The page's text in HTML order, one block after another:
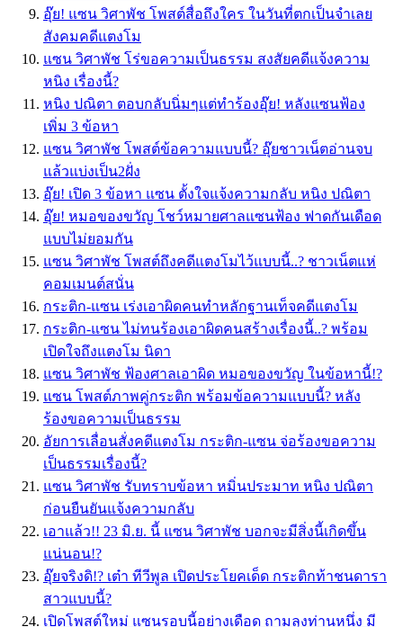
อุ๊ย! แซน วิศาพัช โพสต์สื่อถึงใคร ในวันที่ตกเป็นจำเลย
สังคมคดีแตงโม
แซน วิศาพัช โร่ขอความเป็นธรรม สงสัยคดีแจ้งความ
หนิง เรื่องนี้?
หนิง ปณิตา ตอบกลับนิ่มๆแต่ทำร้องอุ๊ย! หลังแซนฟ้อง
เพิ่ม 3 ข้อหา
แซน วิศาพัช โพสต์ข้อความแบบนี้? อุ๊ยชาวเน็ตอ่านจบ
แล้วแบ่งเป็น2ฝั่ง
อุ๊ย! เปิด 3 ข้อหา แซน ตั้งใจแจ้งความกลับ หนิง ปณิตา
อุ๊ย! หมอของขวัญ โชว์หมายศาลแซนฟ้อง ฟาดกันเดือด
แบบไม่ยอมกัน
แซน วิศาพัช โพสต์ถึงคดีแตงโมไว้แบบนี้..? ชาวเน็ตแห่
คอมเมนต์สนั่น
กระติก-แซน เร่งเอาผิดคนทำหลักฐานเท็จคดีแตงโม
กระติก-แซน ไม่ทนร้องเอาผิดคนสร้างเรื่องนี้..? พร้อม
เปิดใจถึงแตงโม นิดา
แซน วิศาพัช ฟ้องศาลเอาผิด หมอของขวัญ ในข้อหานี้!?
แซน โพสต์ภาพคู่กระติก พร้อมข้อความแบบนี้? หลัง
ร้องขอความเป็นธรรม
อัยการเลื่อนสั่งคดีแตงโม กระติก-แซน จ่อร้องขอความ
เป็นธรรมเรื่องนี้?
แซน วิศาพัช รับทราบข้อหา หมิ่นประมาท หนิง ปณิตา
ก่อนยืนยันแจ้งความกลับ
เอาแล้ว!! 23 มิ.ย. นี้ แซน วิศาพัช บอกจะมีสิ่งนี้เกิดขึ้น
แน่นอน!?
อุ๊ยจริงดิ!? เต๋า ทีวีพูล เปิดประโยคเด็ด กระติกท้าชนดารา
สาวแบบนี้?
เปิดโพสต์ใหม่ แซนรอบนี้อย่างเดือด ถามลุงท่านหนึ่ง มี